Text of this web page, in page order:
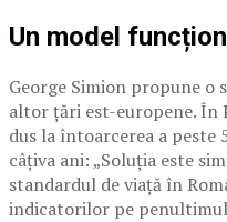
Un model
George Simion propune
altor țări est-europene. În
dus la întoarcerea a peste
câțiva ani: „Soluția este
standardul de viață în
indicatorilor pe